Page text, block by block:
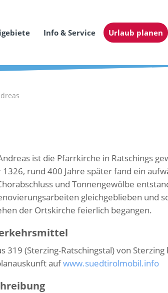
Info & Service Urlaub planen
ist die Pfarrkirche in Ratschings
1326, rund 400 Jahre später fand ein
und Tonnengewölbe
gleichgeblieben und
der Ortskirche feierlich begangen.
319 (Sterzing-Ratschingstal) von
aufwww.suedtirolmobil.info